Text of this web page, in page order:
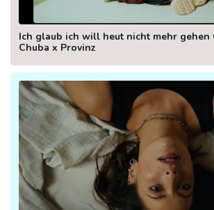
Ich glaub ich will heut nicht mehr gehen
Chuba x Provinz